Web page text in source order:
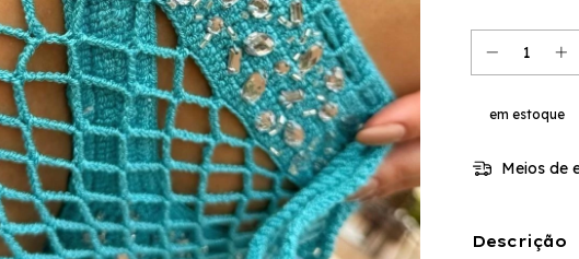
em estoque
Meios de
Descrição